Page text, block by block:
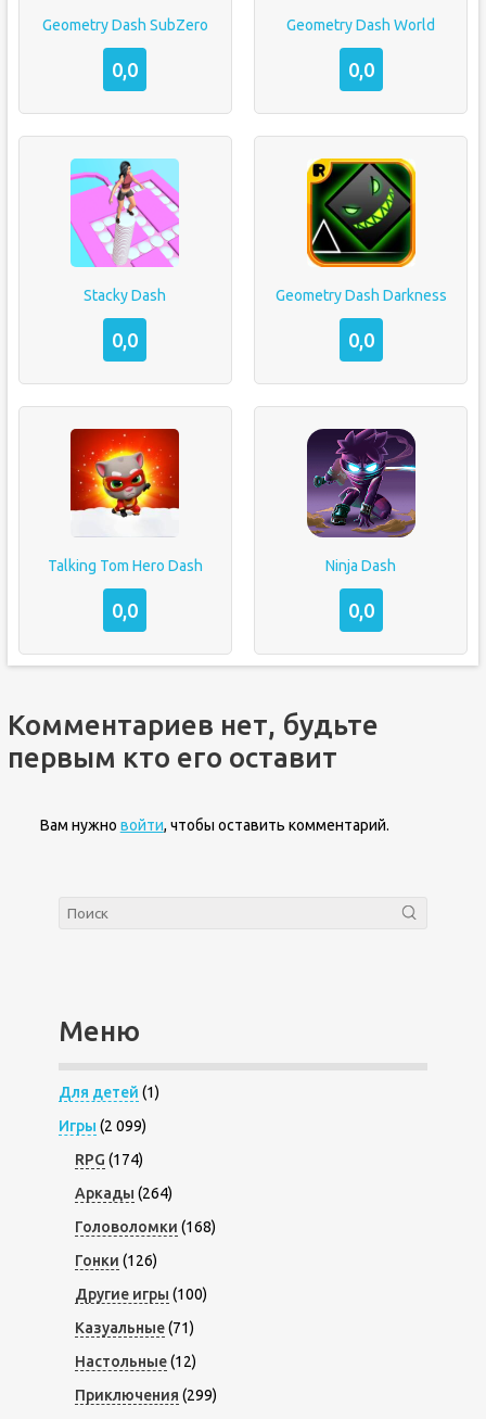
Geometry Dash SubZero
0,0
Geometry Dash World
0,0
Stacky Dash
0,0
Geometry Dash Darkness
0,0
Talking Tom Hero Dash
0,0
Ninja Dash
0,0
Комментариев нет, будьте
первым кто его оставит
Вам нужно войти, чтобы оставить комментарий.
Меню
Для детей (1)
Игры (2 099)
RPG (174)
Аркады (264)
Головоломки (168)
Гонки (126)
Другие игры (100)
Казуальные(71)
Настольные(12)
Приключения (299)